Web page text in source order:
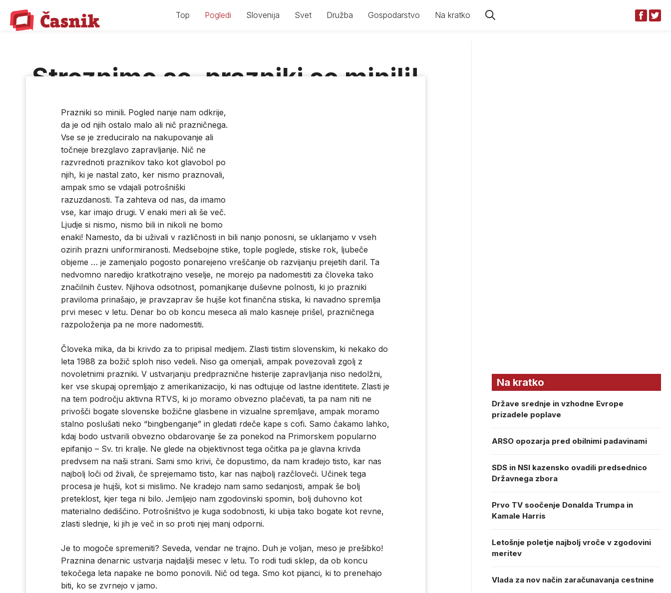
content
Top Pogledi Slovenija Svet Družba Gospodarstvo Na kratko
Streznimo se, prazniki so minili!
05.01.24 |Stane Granda
Prazniki so minili. Pogled nanje nam odkrije,
da je od njih ostalo malo ali nič prazničnega.
Vse se je zreduciralo na nakupovanje ali
točneje brezglavo zapravljanje. Nič ne
razvrednoti praznikov tako kot glavobol po
njih, ki je nastal zato, ker nismo praznovali,
ampak smo se vdajali potrošniški
razuzdanosti. Ta zahteva od nas, da imamo
vse, kar imajo drugi. V enaki meri ali še več.
Ljudje si nismo, nismo bili in nikoli ne bomo
enaki! Namesto, da bi uživali v različnosti in bili nanjo ponosni, se uklanjamo v vseh
ozirih prazni uniformiranosti. Medsebojne stike, tople poglede, stiske rok, ljubeče
objeme … je zamenjalo pogosto ponarejeno vreščanje ob razvijanju prejetih daril. Ta
nedvomno naredijo kratkotrajno veselje, ne morejo pa nadomestiti za človeka tako
značilnih čustev. Njihova odsotnost, pomanjkanje duševne polnosti, ki jo prazniki
praviloma prinašajo, je pravzaprav še hujše kot finančna stiska, ki navadno spremlja
prvi mesec v letu. Denar bo ob koncu meseca ali malo kasneje prišel, prazničnega
razpoloženja pa ne more nadomestiti.
Človeka mika, da bi krivdo za to pripisal medijem. Zlasti tistim slovenskim, ki nekako do
leta 1988 za božič sploh niso vedeli. Niso ga omenjali, ampak povezovali zgolj z
novoletnimi prazniki. V ustvarjanju predpraznične histerije zapravljanja niso nedolžni,
ker vse skupaj opremljajo z amerikanizacijo, ki nas odtujuje od lastne identitete. Zlasti je
na tem področju aktivna RTVS, ki jo moramo obvezno plačevati, ta pa nam niti ne
privošči bogate slovenske božične glasbene in vizualne spremljave, ampak moramo
stalno poslušati neko “bingbenganje” in gledati rdeče kape s cofi. Samo čakamo lahko,
kdaj bodo ustvarili obvezno obdarovanje še za ponekod na Primorskem popularno
epifanijo – Sv. tri kralje. Ne glede na objektivnost tega očitka pa je glavna krivda
predvsem na naši strani. Sami smo krivi, če dopustimo, da nam kradejo tisto, kar nas
najbolj loči od živali, če sprejemamo tisto, kar nas najbolj razčloveči. Učinek tega
procesa je hujši, kot si mislimo. Ne kradejo nam samo sedanjosti, ampak še bolj
preteklost, kjer tega ni bilo. Jemljejo nam zgodovinski spomin, bolj duhovno kot
materialno dediščino. Potrošništvo je kuga sodobnosti, ki ubija tako bogate kot revne,
zlasti slednje, ki jih je več in so proti njej manj odporni.
Je to mogoče spremeniti? Seveda, vendar ne trajno. Duh je voljan, meso je prešibko!
Praznina denarnic ustvarja najdaljši mesec v letu. To rodi tudi sklep, da ob koncu
tekočega leta napake ne bomo ponovili. Nič od tega. Smo kot pijanci, ki to prenehajo
biti, ko se zvrnejo v jamo.
Na kratko
Države srednje in vzhodne Evrope
prizadele poplave
ARSO opozarja pred obilnimi padavinami
SDS in NSI kazensko ovadili predsednico
Državnega zbora
Prvo TV soočenje Donalda Trumpa in
Kamale Harris
Letošnje poletje najbolj vroče v zgodovini
meritev
Vlada za nov način zaračunavanja cestnine